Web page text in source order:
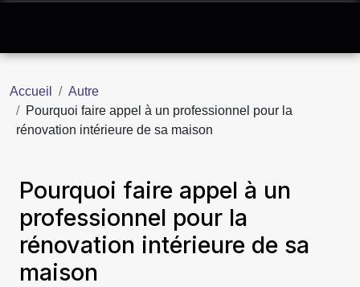
Accueil
Autre
Pourquoi faire appel à un professionnel pour la
rénovation intérieure de sa maison
Pourquoi faire appel à un
professionnel pour la
rénovation intérieure de sa
maison